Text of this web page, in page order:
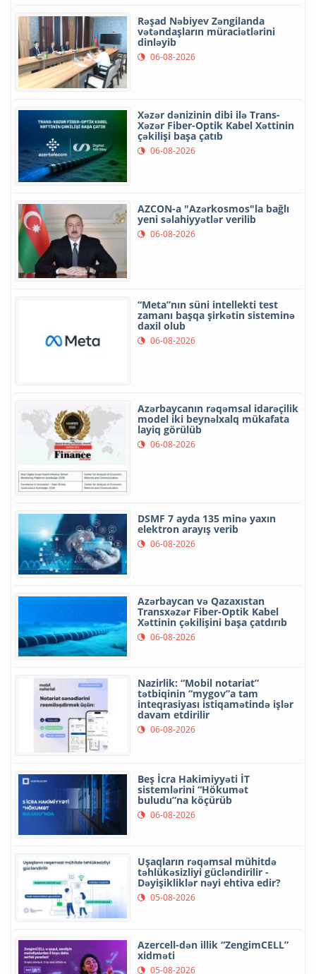
Rəşad Nəbiyev Zəngilanda
vətəndaşların müraciətlərini
dinləyib
06-08-2026
Xəzər dənizinin dibi ilə Trans-
Xəzər Fiber-Optik Kabel Xəttinin
çəkilişi başa çatıb
06-08-2026
AZCON-a "Azərkosmos"la bağlı
yeni səlahiyyətlər verilib
06-08-2026
“Meta”nın süni intellekti test
zamanı başqa şirkətin sisteminə
daxil olub
06-08-2026
Azərbaycanın rəqəmsal idarəçilik
model iki beynəlxalq mükafata
layiq görülüb
06-08-2026
DSMF 7 ayda 135 minə yaxın
elektron arayış verib
06-08-2026
Azərbaycan və Qazaxıstan
Transxəzər Fiber-Optik Kabel
Xəttinin çəkilişini başa çatdırıb
06-08-2026
Nazirlik: “Mobil notariat”
tətbiqinin “mygov”a tam
inteqrasiyası istiqamətində işlər
davam etdirilir
06-08-2026
Beş İcra Hakimiyyəti İT
sistemlərini “Hökumət
buludu”na köçürüb
06-08-2026
Uşaqların rəqəmsal mühitdə
təhlükəsizliyi gücləndirilir -
Dəyişikliklər nəyi ehtiva edir?
05-08-2026
Azercell-dən illik “ZengimCELL”
xidməti
05-08-2026